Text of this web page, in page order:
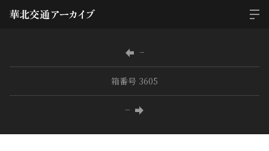
−
箱番号 3605
−